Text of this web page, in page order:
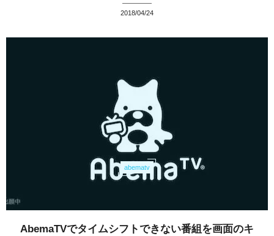
2018/04/24
abematv
AbemaTVでタイムシフトできない番組を画面のキ